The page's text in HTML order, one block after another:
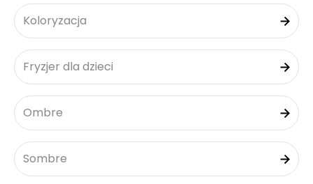
Koloryzacja
Fryzjer dla dzieci
Ombre
Sombre